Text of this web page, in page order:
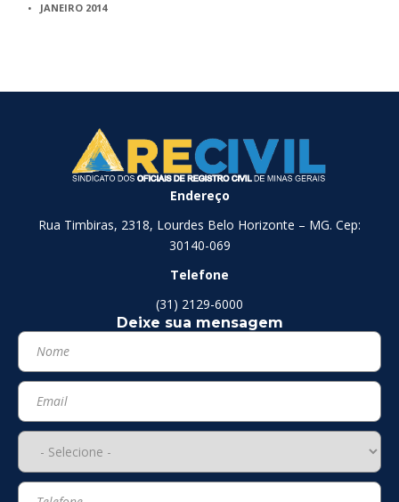
JANEIRO 2014
Endereço
Rua Timbiras, 2318, Lourdes Belo Horizonte – MG. Cep:
30140-069
Telefone
(31) 2129-6000
Deixe sua mensagem